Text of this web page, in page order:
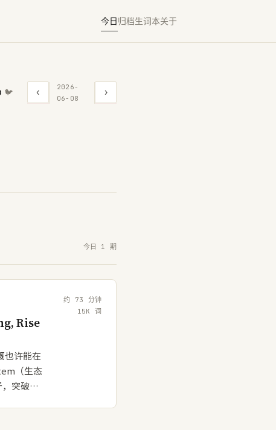
今日归档生词本关于
🐦 ‹
2026-
06-08
›
今日 1 期
Rise
也许能在
（生态
，突破…
约 73 分钟
15K 词